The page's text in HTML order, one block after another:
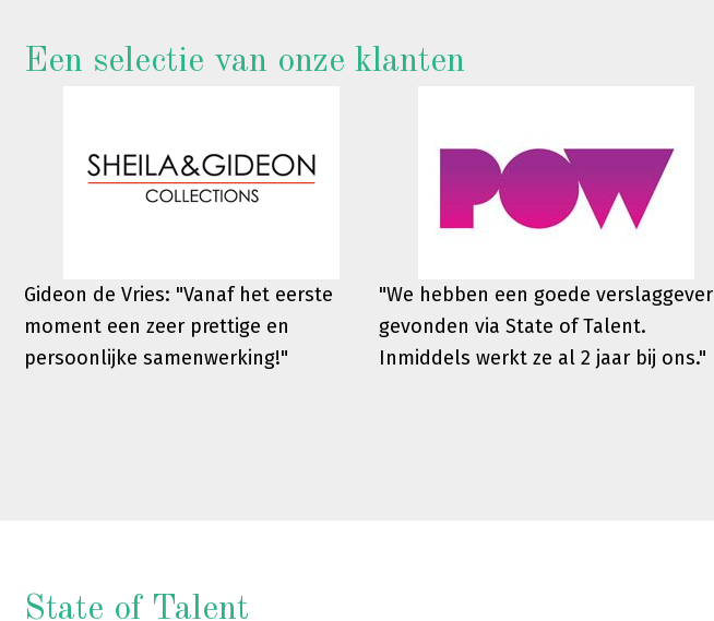
Een selectie van onze klanten
Gideon de Vries: "Vanaf het eerste
moment een zeer prettige en
persoonlijke samenwerking!"
"We hebben een goede verslaggever
gevonden via State of Talent.
Inmiddels werkt ze al 2 jaar bij ons."
State of Talent